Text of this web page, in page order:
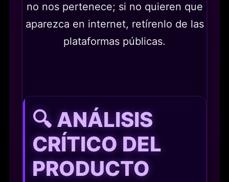
no nos pertenece; si no quieren que
aparezca en internet, retírenlo de las
plataformas públicas.
🔍 ANÁLISIS
CRÍTICO DEL
PRODUCTO